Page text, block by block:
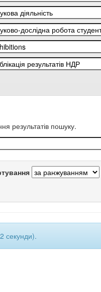
результатів пошуку.
секунди).